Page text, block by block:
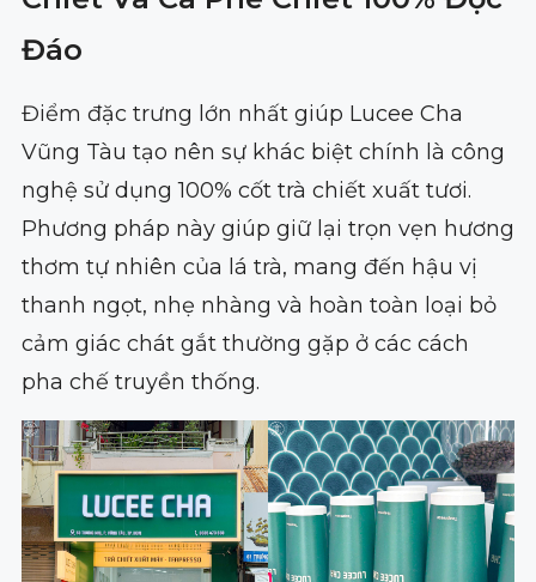
Đáo
Điểm đặc trưng lớn nhất giúp Lucee Cha
Vũng Tàu tạo nên sự khác biệt chính là công
nghệ sử dụng 100% cốt trà chiết xuất tươi.
Phương pháp này giúp giữ lại trọn vẹn hương
thơm tự nhiên của lá trà, mang đến hậu vị
thanh ngọt, nhẹ nhàng và hoàn toàn loại bỏ
cảm giác chát gắt thường gặp ở các cách
pha chế truyền thống.